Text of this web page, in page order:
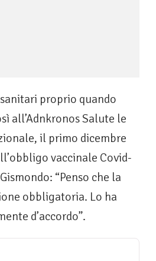
proprio quando
all’Adnkronos Salute le
il primo dicembre
vaccinale Covid-
“Penso che la
obbligatoria. Lo ha
d’accordo”.